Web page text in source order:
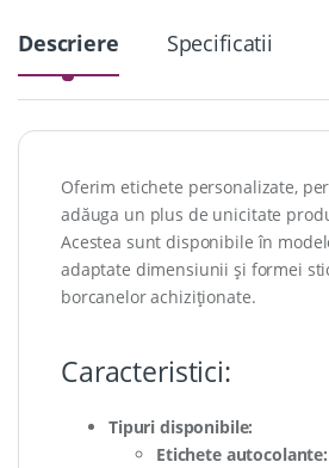
Descriere Specificatii
Oferim etichete personalizate,
adăuga un plus de unicitate
Acestea sunt disponibile în
adaptate dimensiunii și formei
borcanelor achiziționate.
Caracteristici:
Tipuri disponibile:
Etichete autocolante: